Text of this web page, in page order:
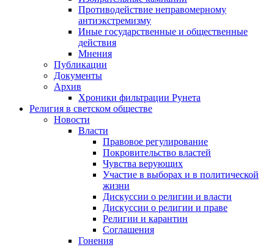
Противодействие неправомерному
антиэкстремизму
Иные государственные и общественные
действия
Мнения
Публикации
Документы
Архив
Хроники фильтрации Рунета
Религия в светском обществе
Новости
Власти
Правовое регулирование
Покровительство властей
Чувства верующих
Участие в выборах и в политической
жизни
Дискуссии о религии и власти
Дискуссии о религии и праве
Религии и карантин
Соглашения
Гонения